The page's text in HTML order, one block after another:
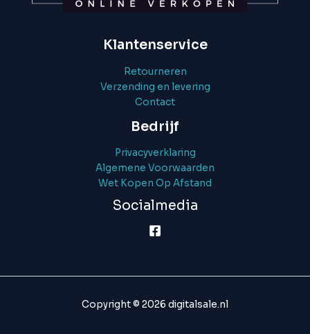
Klantenservice
Retourneren
Verzending en levering
Contact
Bedrijf
Privacyverklaring
Algemene Voorwaarden
Wet Kopen Op Afstand
Socialmedia
Copyright © 2026 digitalsale.nl